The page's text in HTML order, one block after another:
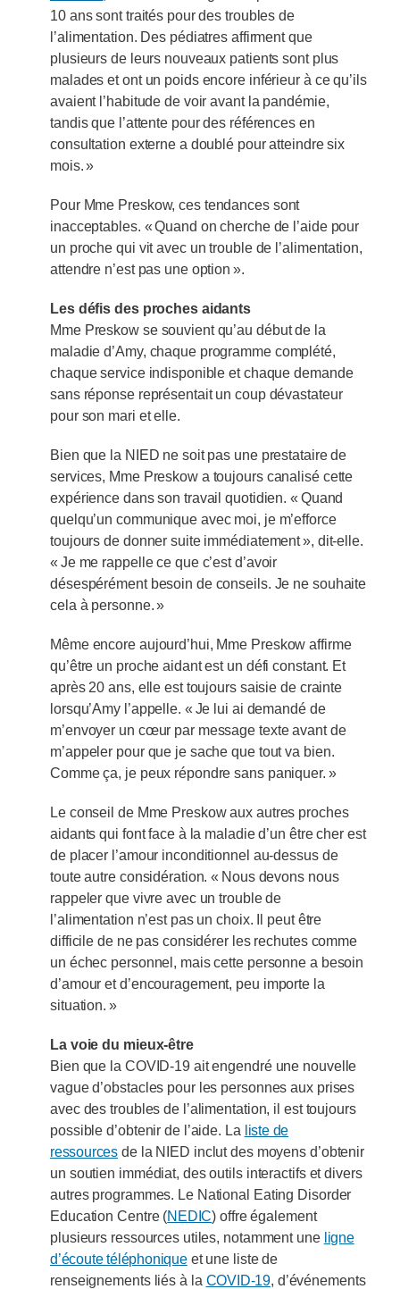
10 ans sont traités pour des troubles de
l’alimentation. Des pédiatres affirment que
plusieurs de leurs nouveaux patients sont plus
malades et ont un poids encore inférieur à ce qu’ils
avaient l’habitude de voir avant la pandémie,
tandis que l’attente pour des références en
consultation externe a doublé pour atteindre six
mois. »
Pour Mme Preskow, ces tendances sont
inacceptables. « Quand on cherche de l’aide pour
un proche qui vit avec un trouble de l’alimentation,
attendre n’est pas une option ».
Les défis des proches aidants
Mme Preskow se souvient qu’au début de la
maladie d’Amy, chaque programme complété,
chaque service indisponible et chaque demande
sans réponse représentait un coup dévastateur
pour son mari et elle.
Bien que la NIED ne soit pas une prestataire de
services, Mme Preskow a toujours canalisé cette
expérience dans son travail quotidien. « Quand
quelqu’un communique avec moi, je m’efforce
toujours de donner suite immédiatement », dit-elle.
« Je me rappelle ce que c’est d’avoir
désespérément besoin de conseils. Je ne souhaite
cela à personne. »
Même encore aujourd’hui, Mme Preskow affirme
qu’être un proche aidant est un défi constant. Et
après 20 ans, elle est toujours saisie de crainte
lorsqu’Amy l’appelle. « Je lui ai demandé de
m’envoyer un cœur par message texte avant de
m’appeler pour que je sache que tout va bien.
Comme ça, je peux répondre sans paniquer. »
Le conseil de Mme Preskow aux autres proches
aidants qui font face à la maladie d’un être cher est
de placer l’amour inconditionnel au-dessus de
toute autre considération. « Nous devons nous
rappeler que vivre avec un trouble de
l’alimentation n’est pas un choix. Il peut être
difficile de ne pas considérer les rechutes comme
un échec personnel, mais cette personne a besoin
d’amour et d’encouragement, peu importe la
situation. »
La voie du mieux-être
Bien que la COVID-19 ait engendré une nouvelle
vague d’obstacles pour les personnes aux prises
avec des troubles de l’alimentation, il est toujours
possible d’obtenir de l’aide. La liste de
ressources de la NIED inclut des moyens d’obtenir
un soutien immédiat, des outils interactifs et divers
autres programmes. Le National Eating Disorder
Education Centre (NEDIC) offre également
plusieurs ressources utiles, notamment une ligne
d’écoute téléphoniqueet une liste de
renseignements liés à la COVID-19, d’événements